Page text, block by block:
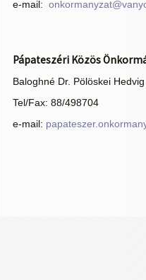
e-mail:
Pápateszéri Közös
Baloghné Dr. Pölöskei
Tel/Fax: 88/498704
e-mail: